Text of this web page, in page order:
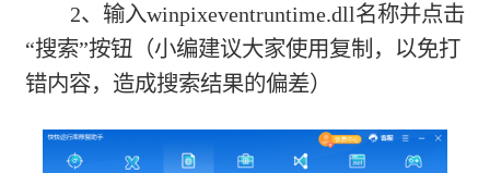
2、输入winpixeventruntime.dll名称并点击
“搜索”按钮（小编建议大家使用复制，以免打
错内容，造成搜索结果的偏差）